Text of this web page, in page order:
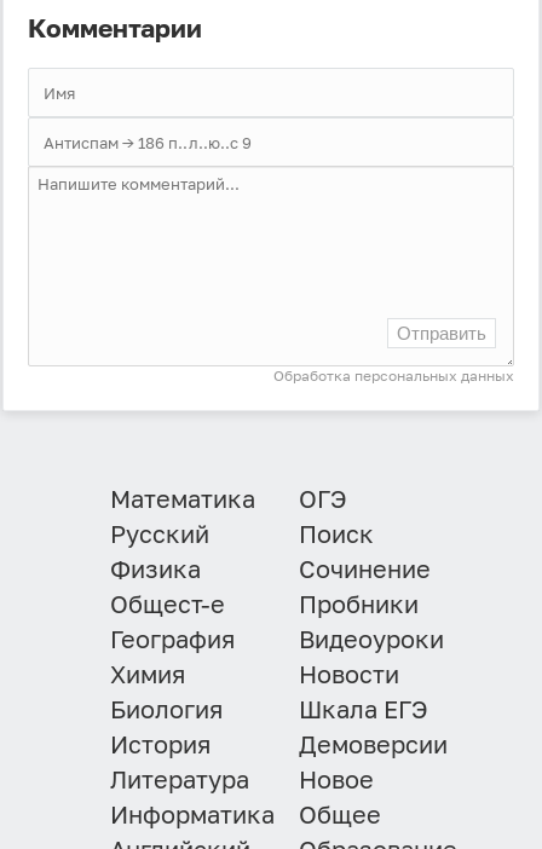
политике в отношении обработки персональных
данных , а также принимаю
Войти
Комментарии
Отправить
Обработка персональных данных
Математика
Русский
Физика
Общест-е
География
Химия
Биология
История
Литература
Информатика
ОГЭ
Поиск
Сочинение
Пробники
Видеоуроки
Новости
Шкала ЕГЭ
Демоверсии
Новое
Общее